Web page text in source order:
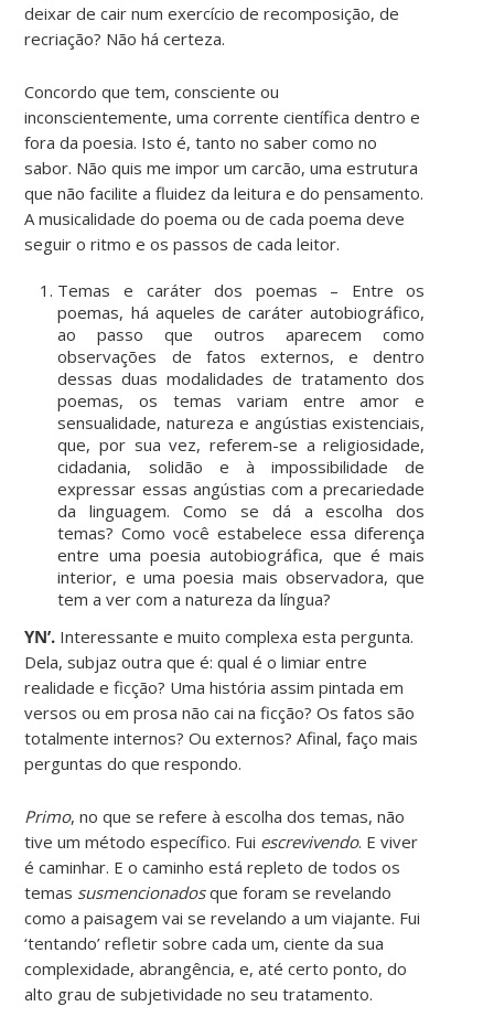
deixar de cair num exercício de recomposição, de
recriação? Não há certeza.
Concordo que tem, consciente ou
inconscientemente, uma corrente científica dentro e
fora da poesia. Isto é, tanto no saber como no
sabor. Não quis me impor um carcão, uma estrutura
que não facilite a fluidez da leitura e do pensamento.
A musicalidade do poema ou de cada poema deve
seguir o ritmo e os passos de cada leitor.
Temas e caráter dos poemas – Entre os
poemas, há aqueles de caráter autobiográfico,
ao passo que outros aparecem como
observações de fatos externos, e dentro
dessas duas modalidades de tratamento dos
poemas, os temas variam entre amor e
sensualidade, natureza e angústias existenciais,
que, por sua vez, referem-se a religiosidade,
cidadania, solidão e à impossibilidade de
expressar essas angústias com a precariedade
da linguagem. Como se dá a escolha dos
temas? Como você estabelece essa diferença
entre uma poesia autobiográfica, que é mais
interior, e uma poesia mais observadora, que
tem a ver com a natureza da língua?
YN’. Interessante e muito complexa esta pergunta.
Dela, subjaz outra que é: qual é o limiar entre
realidade e ficção? Uma história assim pintada em
versos ou em prosa não cai na ficção? Os fatos são
totalmente internos? Ou externos? Afinal, faço mais
perguntas do que respondo.
Primo, no que se refere à escolha dos temas, não
tive um método específico. Fui escrevivendo. E viver
é caminhar. E o caminho está repleto de todos os
temas susmencionadosque foram se revelando
como a paisagem vai se revelando a um viajante. Fui
‘tentando’ refletir sobre cada um, ciente da sua
complexidade, abrangência, e, até certo ponto, do
alto grau de subjetividade no seu tratamento.